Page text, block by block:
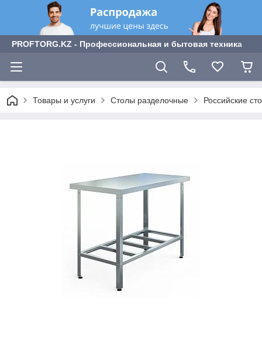
PROFTORG.KZ - Профессиональная и бытовая техника
Товары и услуги Столы разделочные Российские